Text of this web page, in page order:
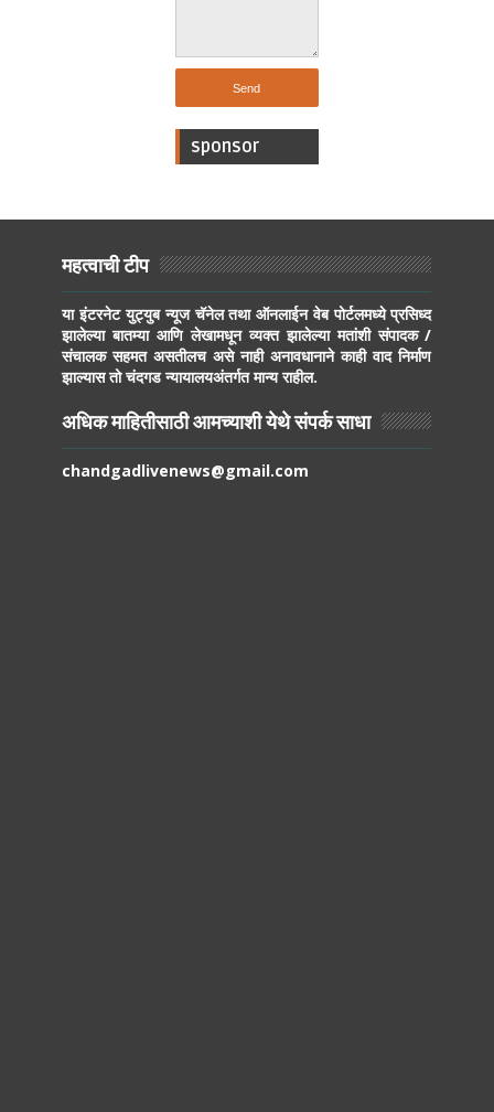
sponsor
महत्वाची टीप
या इंटरनेट युट्युब न्यूज चॅनेल तथा ऑनलाईन वेब पोर्टलमध्ये प्रसिध्द
झालेल्या बातम्या आणि लेखामधून व्यक्त झालेल्या मतांशी संपादक /
संचालक सहमत असतीलच असे नाही अनावधानाने काही वाद निर्माण
झाल्यास तो चंदगड न्यायालयअंतर्गत मान्य राहील.
अधिक माहितीसाठी आमच्याशी येथे संपर्क साधा
chandgadlivenews@gmail.com